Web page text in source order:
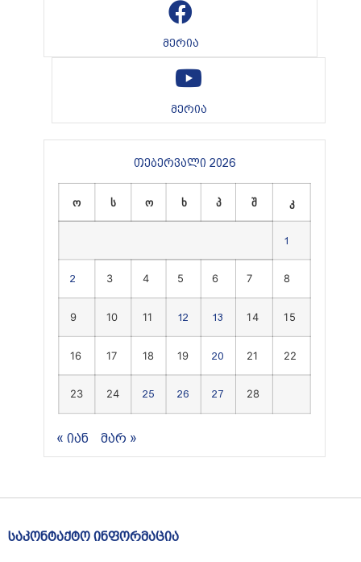
მერია
მერია
თებერვალი 2026
ო ს ო ხ პ შ კ
1
2 3 4 5 6 7 8
9 10 11 12 13 14 15
16 17 18 19 20 21 22
23 24 25 26 27 28
« იან მარ »
საკონტაქტო ინფორმაცია